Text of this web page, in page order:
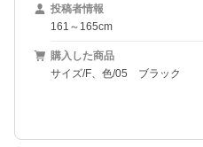
投稿者情報
161～165cm
購入した商品
サイズ/F、色/05 ブラック